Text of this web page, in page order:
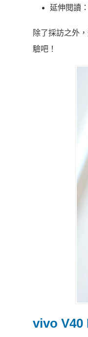
延伸閱讀：
除了採訪之外
驗吧！
vivo V40